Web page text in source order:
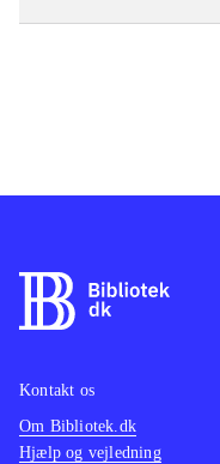
Kontakt os
Om Bibliotek.dk
Hjælp og vejledning